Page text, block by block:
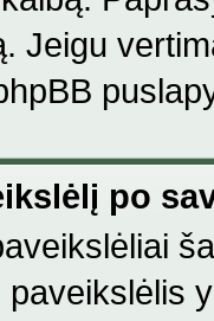
Jeigu
po